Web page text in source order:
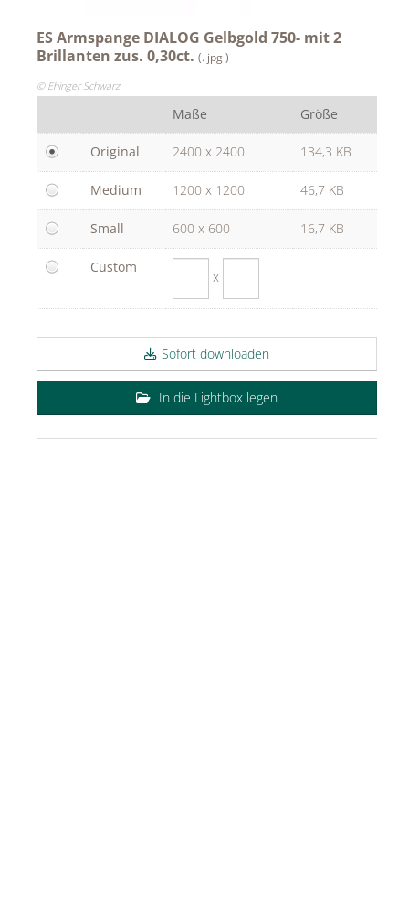
Nägele & Strubell
PUIG
Rabanne
sh!ne by Dorotheum Juwelier
True Co.
VOSSEN
WELEDA
ÜBER
ES Armspange DIALOG Gelbgold 750- mit 2
Brillanten zus. 0,30ct. (. jpg )
© Ehinger Schwarz
Maße Größe
Original 2400 x 2400 134,3 KB
Medium 1200 x 1200 46,7 KB
Small 600 x 600 16,7 KB
Custom
x
Sofort downloaden
In die Lightbox legen